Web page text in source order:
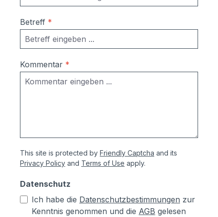
Betreff *
Kommentar *
This site is protected by Friendly Captcha and its
Privacy Policy and Terms of Use apply.
Datenschutz
Ich habe die Datenschutzbestimmungen zur
Kenntnis genommen und die AGB gelesen